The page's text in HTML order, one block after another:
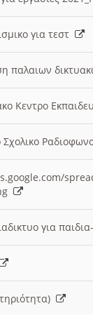
για τεστ
παλαιων
Κεντρο
για